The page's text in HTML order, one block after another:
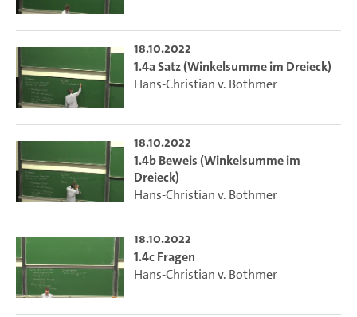
18.10.2022
1.4a Satz (Winkelsumme im Dreieck)
Hans-Christian v. Bothmer
18.10.2022
1.4b Beweis (Winkelsumme im
Dreieck)
Hans-Christian v. Bothmer
18.10.2022
1.4c Fragen
Hans-Christian v. Bothmer